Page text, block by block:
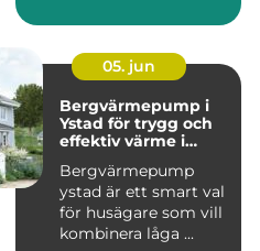
05. jun
Bergvärmepump i
Ystad för trygg och
effektiv värme i
Bergvärmepump
ystad är ett smart val
för husägare som vill
kombinera låga ...